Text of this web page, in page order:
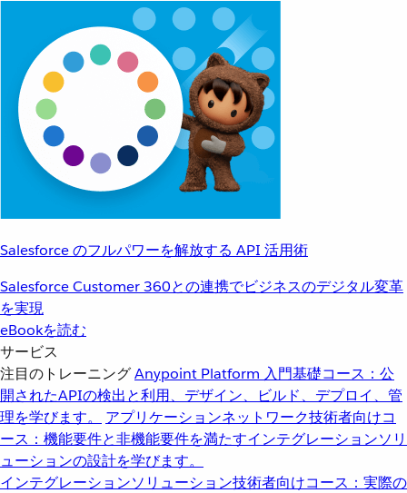
Salesforce のフルパワーを解放する API 活用術
Salesforce Customer 360との連携でビジネスのデジタル変革
を実現
eBookを読む
サービス
注目のトレーニングAnypoint Platform 入門基礎コース：公
開されたAPIの検出と利用、デザイン、ビルド、デプロイ、管
理を学びます。
アプリケーションネットワーク技術者向けコ
ース：機能要件と非機能要件を満たすインテグレーションソリ
ューションの設計を学びます。
インテグレーションソリューション技術者向けコース：実際の